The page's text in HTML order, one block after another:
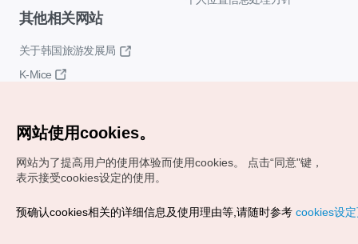
其他相关网站
关于韩国旅游发展局
K-Mice
Copyrights (c) 韩国旅游发展局版权所有
网站使用cookies。
网站为了提高用户的使用体验而使用cookies。
点击“同意"键，
表示接受cookies设定的使用。
预确认cookies相关的详细信息及使用理由等,请随时参考 cookies设